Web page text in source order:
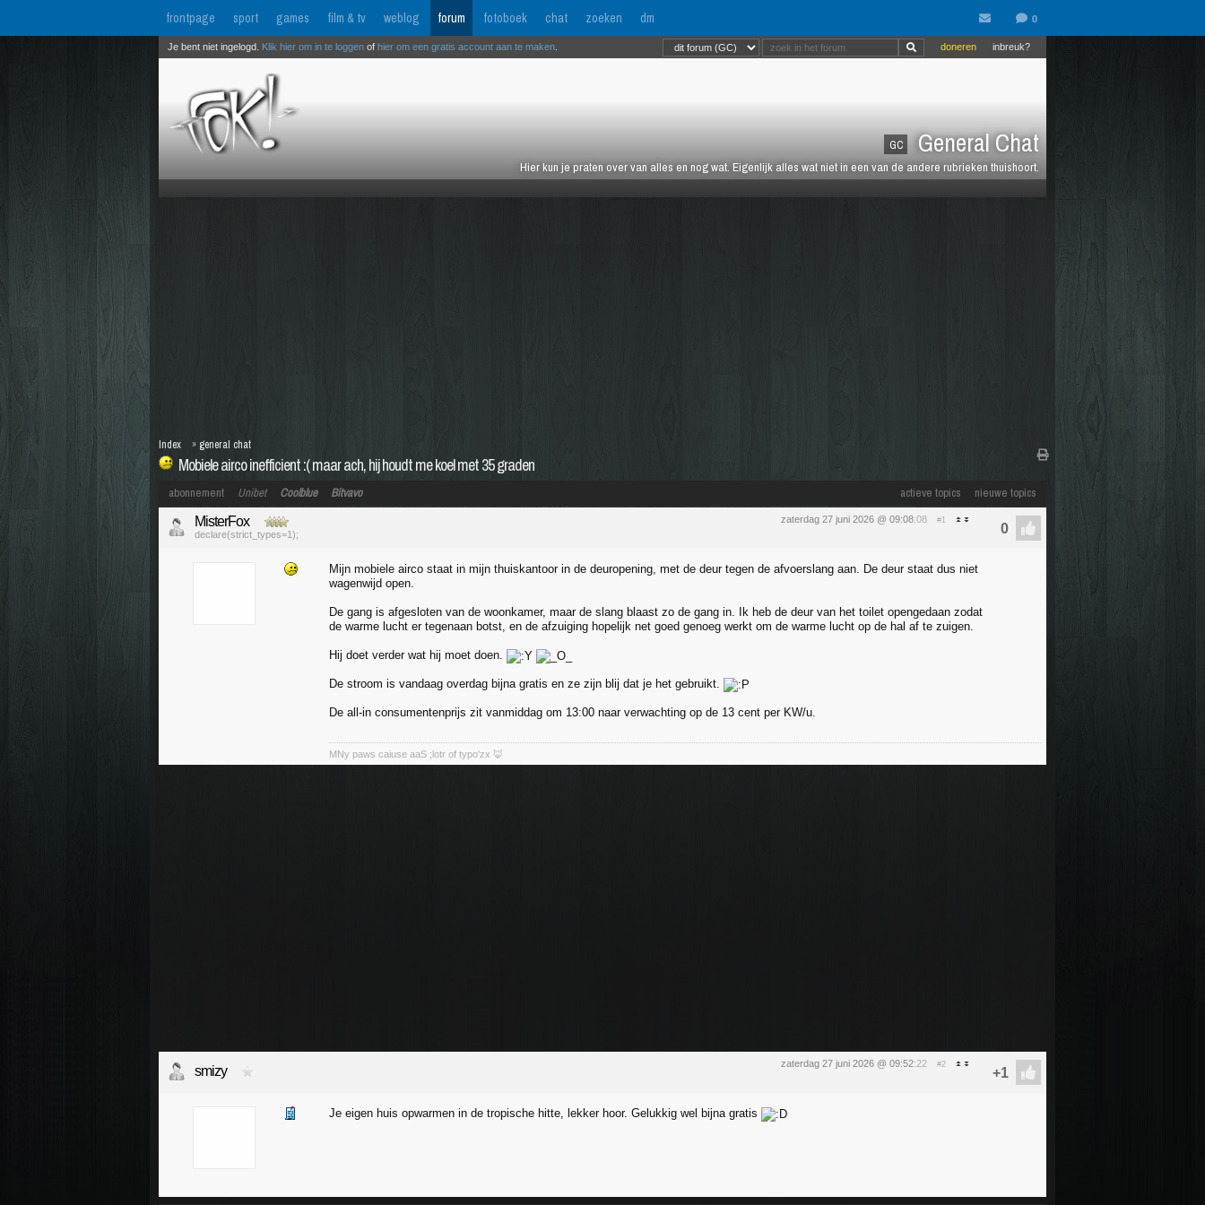
frontpage sport games film & tv weblog forum fotoboek chat zoeken dm
GC General Chat
Hier kun je praten over van alles en nog wat. Eigenlijk alles wat niet in een van de andere rubrieken thuishoort.
inbreuk?
doneren
Je bent niet ingelogd. Klik hier om in te loggen of hier om een gratis account aan te maken
Mobiele airco inefficient :( maar ach, hij houdt me koel met 35 graden
Index » general chat
actieve topics nieuwe topics
abonnement Unibet Coolblue Bitvavo
zaterdag 27 juni 2026 @ 09:08:08 #1
MisterFox
declare(strict_types=1);
Mijn mobiele airco staat in mijn thuiskantoor in de deuropening, met de deur tegen de afvoerslang aan. De deur staat dus niet
wagenwijd open.
De gang is afgesloten van de woonkamer, maar de slang blaast zo de gang in. Ik heb de deur van het toilet opengedaan zodat
de warme lucht er tegenaan botst, en de afzuiging hopelijk net goed genoeg werkt om de warme lucht op de hal af te zuigen.
Hij doet verder wat hij moet doen.
De stroom is vandaag overdag bijna gratis en ze zijn blij dat je het gebruikt.
De all-in consumentenprijs zit vanmiddag om 13:00 naar verwachting op de 13 cent per KW/u.
MNy paws caiuse aaS ;lotr of typo'zx 🦊
zaterdag 27 juni 2026 @ 09:52:22 #2
smizy
Je eigen huis opwarmen in de tropische hitte, lekker hoor. Gelukkig wel bijna gratis